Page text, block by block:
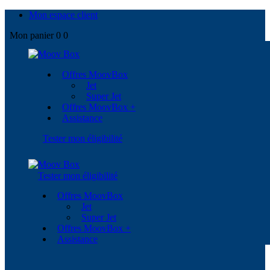
Mon espace client
Mon panier 0 0
Offres MoovBox
Jet
Super Jet
Offres MoovBox +
Assistance
Tester mon éligibilité
Tester mon éligibilité
Offres MoovBox
Jet
Super Jet
Offres MoovBox +
Assistance